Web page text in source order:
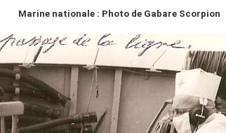
Marine nationale : Photo de Gabare Scorpion